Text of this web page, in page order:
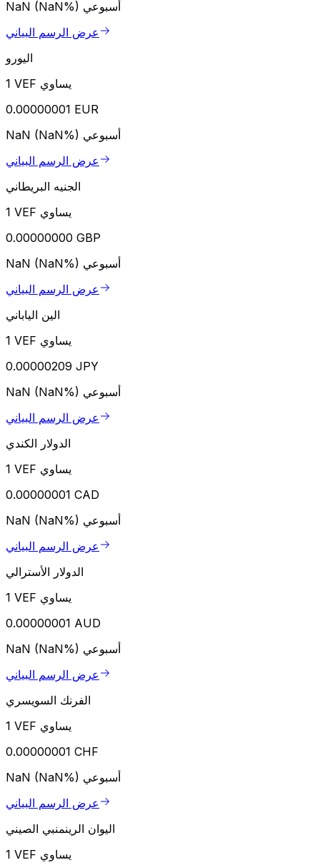
NaN (NaN%) أسبوعي
عرض الرسم البياني
اليورو
1 VEF يساوي
0.00000001 EUR
NaN (NaN%) أسبوعي
عرض الرسم البياني
الجنيه البريطاني
1 VEF يساوي
0.00000000 GBP
NaN (NaN%) أسبوعي
عرض الرسم البياني
الين الياباني
1 VEF يساوي
0.00000209 JPY
NaN (NaN%) أسبوعي
عرض الرسم البياني
الدولار الكندي
1 VEF يساوي
0.00000001 CAD
NaN (NaN%) أسبوعي
عرض الرسم البياني
الدولار الأسترالي
1 VEF يساوي
0.00000001 AUD
NaN (NaN%) أسبوعي
عرض الرسم البياني
الفرنك السويسري
1 VEF يساوي
0.00000001 CHF
NaN (NaN%) أسبوعي
عرض الرسم البياني
اليوان الرينمنبي الصيني
1 VEF يساوي